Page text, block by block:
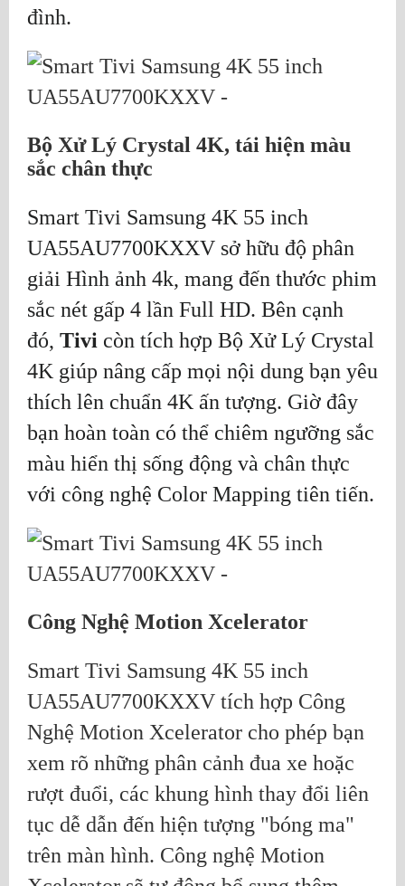
đình.
Bộ Xử Lý Crystal 4K, tái hiện màu
sắc chân thực
Smart Tivi Samsung 4K 55 inch
UA55AU7700KXXV sở hữu độ phân
giải Hình ảnh 4k, mang đến thước phim
sắc nét gấp 4 lần Full HD. Bên cạnh
đó, Tivi còn tích hợp Bộ Xử Lý Crystal
4K giúp nâng cấp mọi nội dung bạn yêu
thích lên chuẩn 4K ấn tượng. Giờ đây
bạn hoàn toàn có thể chiêm ngưỡng sắc
màu hiển thị sống động và chân thực
với công nghệ Color Mapping tiên tiến.
Công Nghệ Motion Xcelerator
Smart Tivi Samsung 4K 55 inch
UA55AU7700KXXV tích hợp Công
Nghệ Motion Xcelerator cho phép bạn
xem rõ những phân cảnh đua xe hoặc
rượt đuổi, các khung hình thay đổi liên
tục dễ dẫn đến hiện tượng "bóng ma"
trên màn hình. Công nghệ Motion